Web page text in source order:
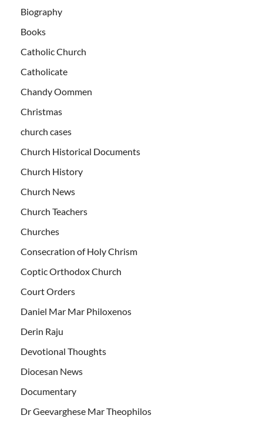
Biography
Books
Catholic Church
Catholicate
Chandy Oommen
Christmas
church cases
Church Historical Documents
Church History
Church News
Church Teachers
Churches
Consecration of Holy Chrism
Coptic Orthodox Church
Court Orders
Daniel Mar Mar Philoxenos
Derin Raju
Devotional Thoughts
Diocesan News
Documentary
Dr Geevarghese Mar Theophilos